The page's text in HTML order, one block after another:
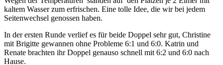
kaltem Wasser zum erfrischen. Eine tolle Idee, die wir bei jedem
Seitenwechsel genossen haben.
In der ersten Runde verlief es für beide Doppel sehr gut, Christine
mit Brigitte gewannen ohne Probleme 6:1 und 6:0. Katrin und
Renate brachten ihr Doppel genauso schnell mit 6:2 und 6:0 nach
Hause.